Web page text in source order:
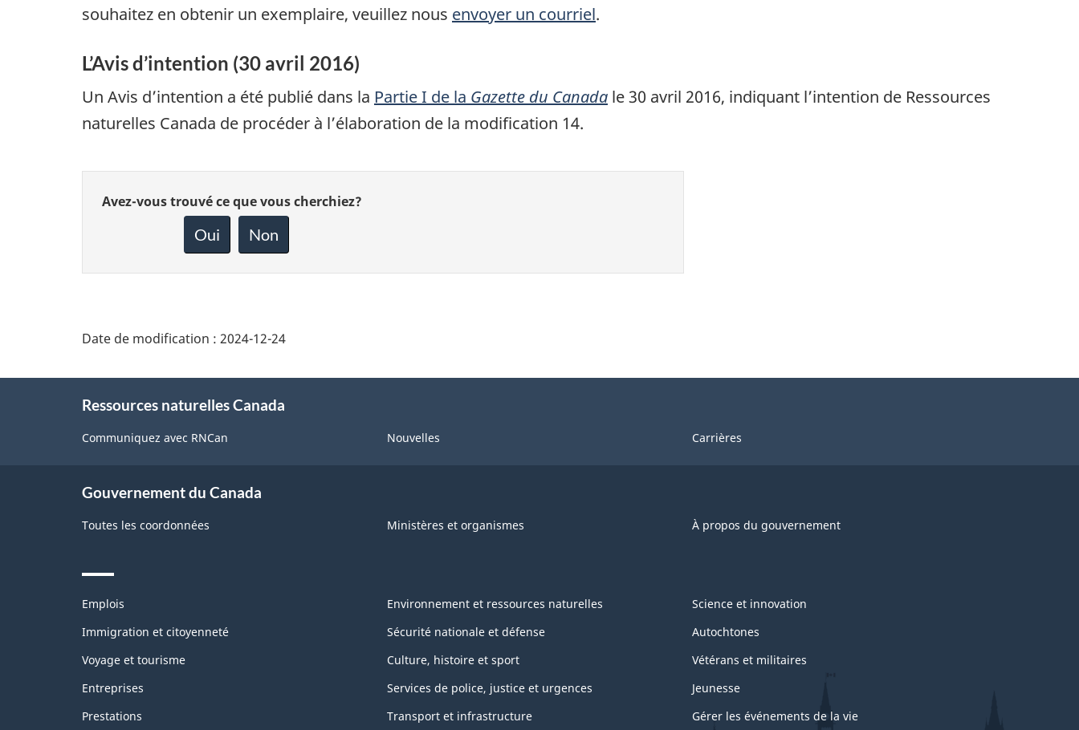
souhaitez en obtenir un exemplaire, veuillez nous envoyer un courriel.
L’Avis d’intention (30 avril 2016)
Un Avis d’intention a été publié dans la Partie I de la Gazette du Canada le 30 avril 2016, indiquant l’intention de Ressources
naturelles Canada de procéder à l’élaboration de la modification 14.
Donnez
Avez-vous trouvé ce que vous cherchiez?
Oui Non
Date de modification : 2024-12-24
Ressources naturelles Canada
Communiquez avec RNCan Nouvelles Carrières
Gouvernement du Canada
Toutes les coordonnées Ministères et organismes À propos du gouvernement
Themes
topics
Emplois
Immigration et citoyenneté
Voyage et tourisme
Entreprises
Prestations
Environnement et ressources naturelles
Sécurité nationale et défense
Culture, histoire et sport
Services de police, justice et urgences
Transport et infrastructure
Science et innovation
Autochtones
Vétérans et militaires
Jeunesse
Gérer les événements de la vie